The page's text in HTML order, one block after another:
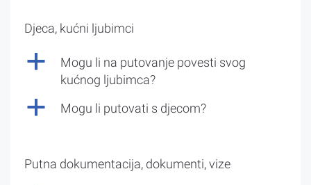
Djeca, kućni ljubimci
a
Mogu li na putovanje povesti svog
kućnog ljubimca?
a Mogu li putovati s djecom?
Putna dokumentacija, dokumenti, vize